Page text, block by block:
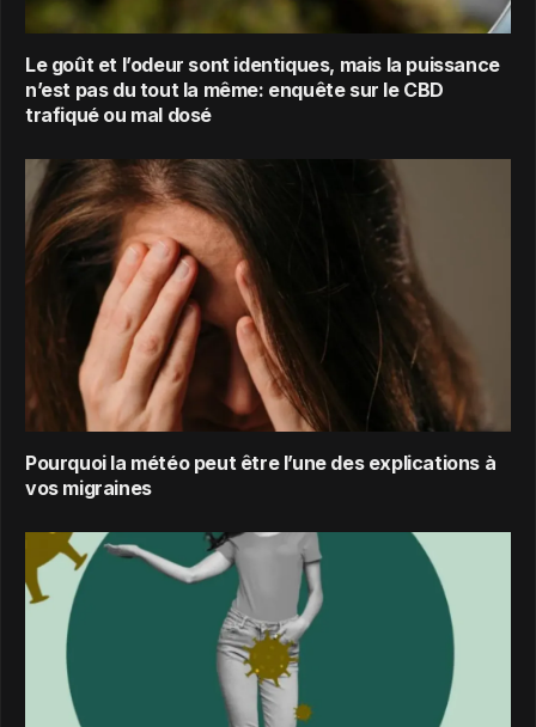
Le goût et l’odeur sont identiques, mais la puissance
n’est pas du tout la même: enquête sur le CBD
trafiqué ou mal dosé
Pourquoi la météo peut être l’une des explications à
vos migraines